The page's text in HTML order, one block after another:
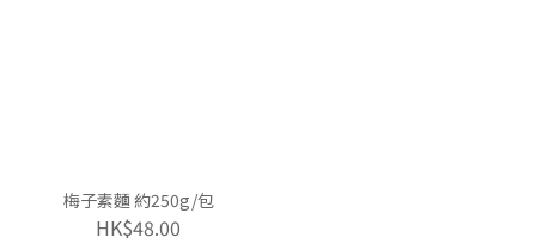
梅子素麵 約250g/包
HK$48.00